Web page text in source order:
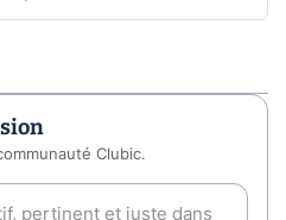
Clubic.